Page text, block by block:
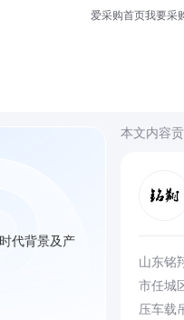
爱采购首页我要采
代背景及产
本文内容贡
山东铭
市任城
压车载